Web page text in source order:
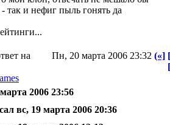
так и нефиг пыль гонять да
на
Пн, 20 марта 2006 23:32 («]
2006 23:56
вс, 19 марта 2006 20:36